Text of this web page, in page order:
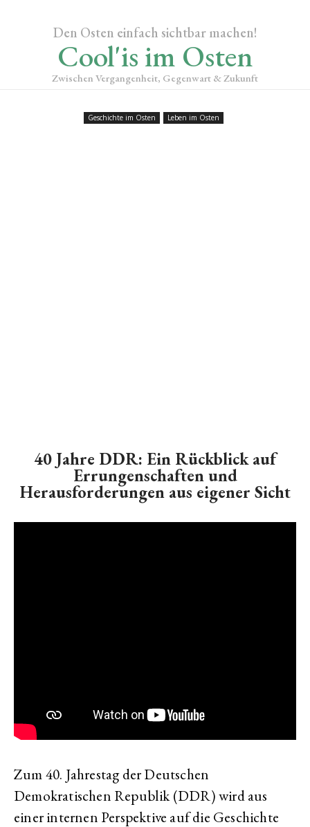
Den Osten einfach sichtbar machen!
Cool'is im Osten
Zwischen Vergangenheit, Gegenwart & Zukunft
Geschichte im Osten Leben im Osten
40 Jahre DDR: Ein Rückblick auf
Errungenschaften und
Herausforderungen aus eigener Sicht
Zum 40. Jahrestag der Deutschen
Demokratischen Republik (DDR) wird aus
einer internen Perspektive auf die Geschichte